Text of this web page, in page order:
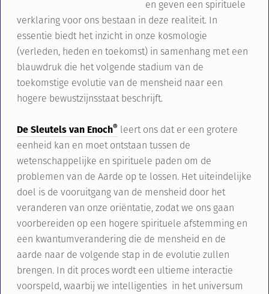
en geven een spirituele
verklaring voor ons bestaan in deze realiteit. In
essentie biedt het inzicht in onze kosmologie
(verleden, heden en toekomst) in samenhang met een
blauwdruk die het volgende stadium van de
toekomstige evolutie van de mensheid naar een
hogere bewustzijnsstaat beschrijft.
De Sleutels van Enoch® leert ons dat er een grotere
eenheid kan en moet ontstaan tussen de
wetenschappelijke en spirituele paden om de
problemen van de Aarde op te lossen. Het uiteindelijke
doel is de vooruitgang van de mensheid door het
veranderen van onze oriëntatie, zodat we ons gaan
voorbereiden op een hogere spirituele afstemming en
een kwantumverandering die de mensheid en de
aarde naar de volgende stap in de evolutie zullen
brengen. In dit proces wordt een ultieme interactie
voorspeld, waarbij we intelligenties in het universum